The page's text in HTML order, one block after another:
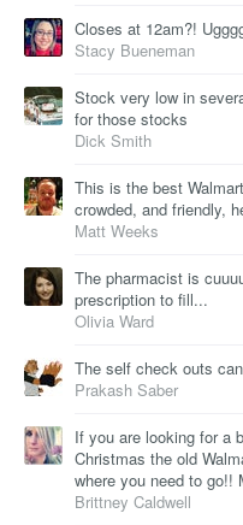
Closes at 12am?!
Stacy Bueneman
Stock very low in
for those stocks
Dick Smith
This is the best
crowded, and friendly,
Matt Weeks
The pharmacist is
prescription to fill...
Olivia Ward
The self check outs
Prakash Saber
If you are looking for a
Christmas the old
where you need to go!!
Brittney Caldwell